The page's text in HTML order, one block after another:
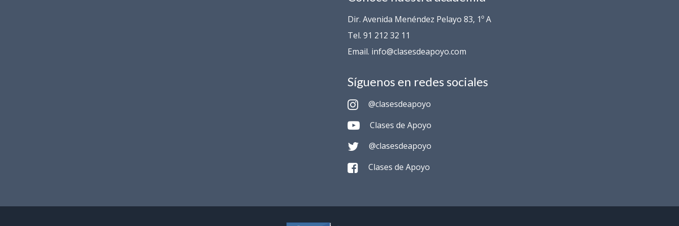
Dir. Avenida Menéndez Pelayo 83, 1º A
Tel. 91 212 32 11
Email. info@clasesdeapoyo.com
Síguenos en redes sociales
@clasesdeapoyo
Clases de Apoyo
@clasesdeapoyo
Clases de Apoyo